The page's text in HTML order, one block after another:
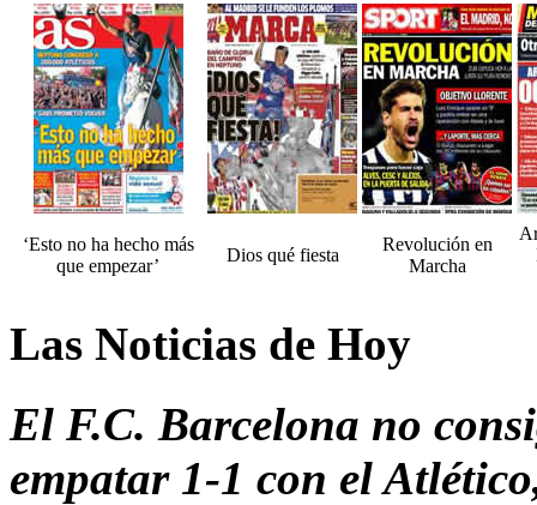
‘Esto no ha hecho más
que empezar’
Dios qué fiesta
Revolución en
Marcha
Las Noticias de Hoy
El F.C. Barcelona no
empatar 1-1 con el